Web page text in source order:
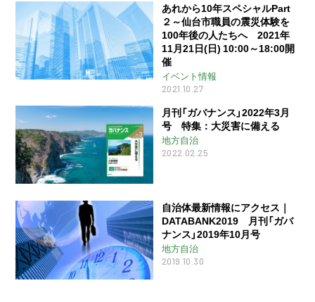
あれから10年スペシャルPart
２～仙台市職員の震災体験を
100年後の人たちへ 2021年
11月21日(日) 10:00～18:00開
催
イベント情報
2021.10.27
月刊「ガバナンス」2022年3月
号 特集：大災害に備える
地方自治
2022.02.25
自治体最新情報にアクセス｜
DATABANK2019 月刊「ガバ
ナンス」2019年10月号
地方自治
2019.10.30